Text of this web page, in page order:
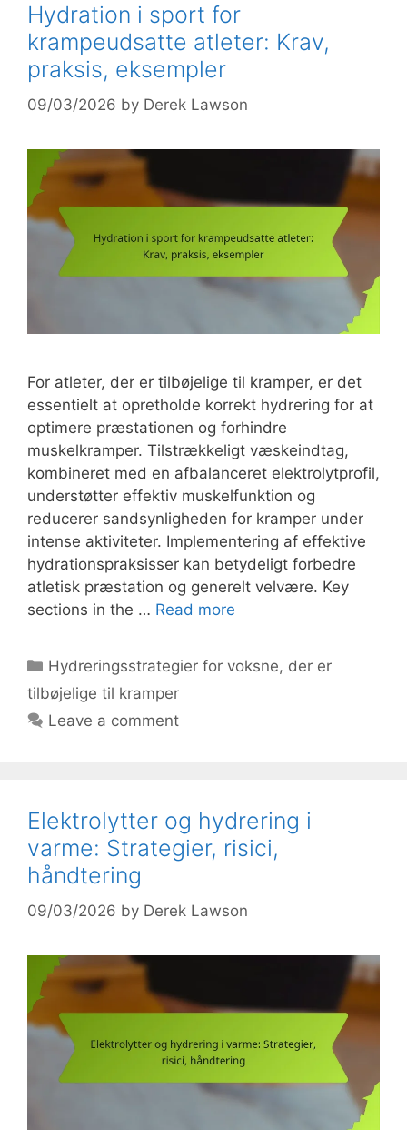
Hydration i sport for
krampeudsatte atleter: Krav,
praksis, eksempler
09/03/2026 by Derek Lawson
For atleter, der er tilbøjelige til kramper, er det
essentielt at opretholde korrekt hydrering for at
optimere præstationen og forhindre
muskelkramper. Tilstrækkeligt væskeindtag,
kombineret med en afbalanceret elektrolytprofil,
understøtter effektiv muskelfunktion og
reducerer sandsynligheden for kramper under
intense aktiviteter. Implementering af effektive
hydrationspraksisser kan betydeligt forbedre
atletisk præstation og generelt velvære. Key
sections in the … Read more
Categories
Hydreringsstrategier for voksne, der er
tilbøjelige til kramper
Leave a comment
Elektrolytter og hydrering i
varme: Strategier, risici,
håndtering
09/03/2026 by Derek Lawson